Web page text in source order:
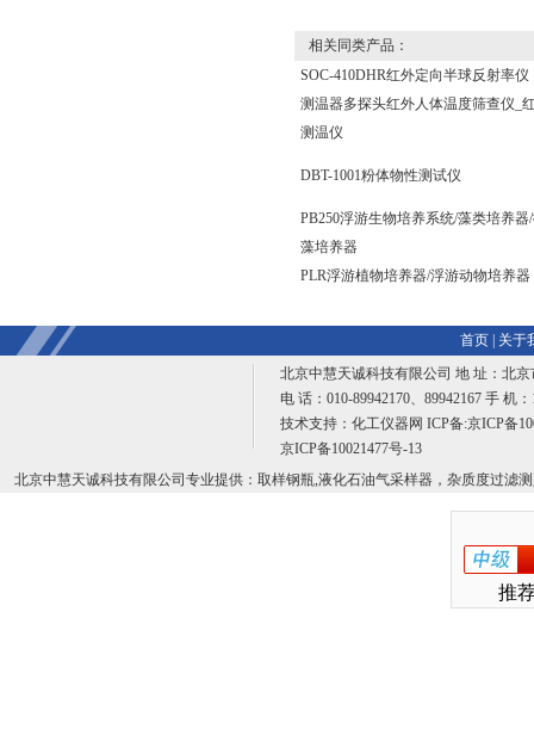
相关同类产品：
SOC-410DHR红外定向半球反射率仪
测温器多探头红外人体温度筛查仪_
测温仪
DBT-1001粉体物性测试仪
PB250浮游生物培养系统/藻类培养器
藻培养器
PLR浮游植物培养器/浮游动物培养器
首页|
关于
北京中慧天诚科技有限公司 地 址：北
电 话：010-89942170、89942167 手 机
技术支持： 化工仪器网 ICP备:京ICP备
京ICP备10021477号-13
北京中慧天诚科技有限公司专业提供：取样钢瓶,液化石油气采样器，杂质度过滤
推